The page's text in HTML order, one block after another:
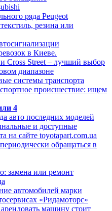
ряда Peugeot
резина или
в Киеве.
Cross Street – лучший выбор
диапазоне
системы транспорта
происшествие: ищем
4
авто последних моделей
и доступные
на сайте toyotapart.com.ua
обращаться в
замена или ремонт
автомобилей марки
«Ридамоторс»
машину стоит